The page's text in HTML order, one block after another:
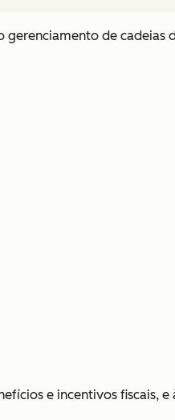
de cadeias
e incentivos fiscais, e